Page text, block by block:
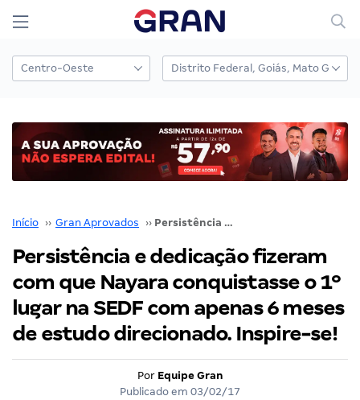
Início ›› Gran Aprovados ›› Persistência e dedicação fizeram com que Nayara conquistasse o 1º lugar na SEDF com apenas 6 meses de estudo direcionado. Inspire-se!
Persistência e dedicação fizeram
com que Nayara conquistasse o 1º
lugar na SEDF com apenas 6 meses
de estudo direcionado. Inspire-se!
Por Equipe Gran
Publicado em 03/02/17